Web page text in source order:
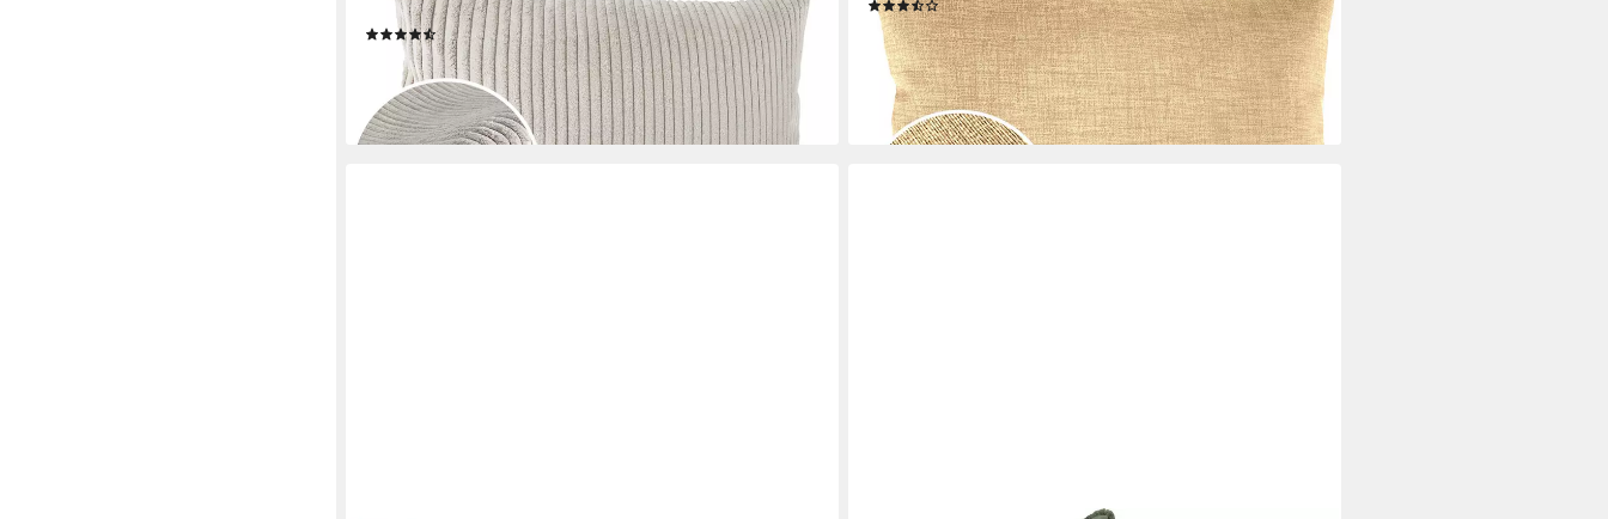
Füllung Hellgrau
(35)
ab 16,77 €
lieferbar - in 2-3 Werktagen bei dir
+12
(37)
ab 7,80 €
lieferbar - in 2-3 Werktagen bei dir
+12